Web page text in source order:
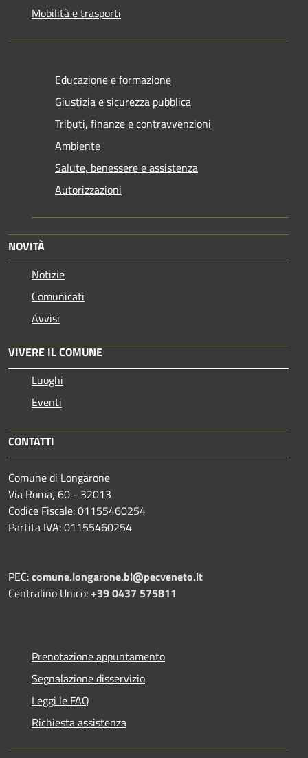
Mobilità e trasporti
Educazione e formazione
Giustizia e sicurezza pubblica
Tributi, finanze e contravvenzioni
Ambiente
Salute, benessere e assistenza
Autorizzazioni
NOVITÀ
Notizie
Comunicati
Avvisi
VIVERE IL COMUNE
Luoghi
Eventi
CONTATTI
Comune di Longarone
Via Roma, 60 - 32013
Codice Fiscale: 01155460254
Partita IVA: 01155460254
PEC:comune.longarone.bl@pecveneto.it
Centralino Unico:+39 0437 575811
Prenotazione appuntamento
Segnalazione disservizio
Leggi le FAQ
Richiesta assistenza